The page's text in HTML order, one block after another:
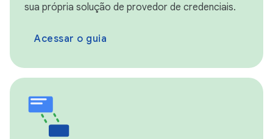
sua própria solução de provedor de credenciais.
Acessar o guia